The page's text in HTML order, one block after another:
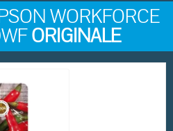
WORKFORCE
ORIGINALE